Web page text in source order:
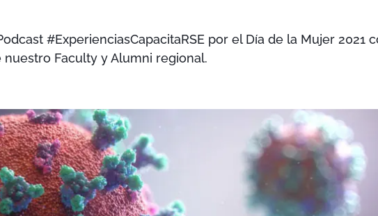
#ExperienciasCapacitaRSE por el Día de la Mujer 2021
Faculty y Alumni regional.